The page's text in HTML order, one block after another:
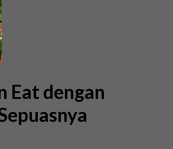
Eat dengan